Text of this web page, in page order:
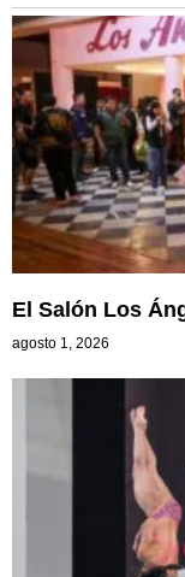
El Salón Los
agosto 1, 2026